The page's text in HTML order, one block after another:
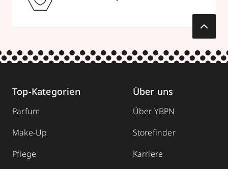
Top-Kategorien
Parfum
Make-Up
Pflege
Über uns
Über YBPN
Storefinder
Karriere